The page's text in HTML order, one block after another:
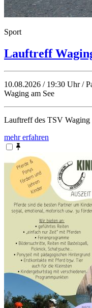
Sport
Lauftreff
10.08.2026 / 19:30 Uhr /
Waging am See
Lauftreff des TSV Waging
mehr erfahren